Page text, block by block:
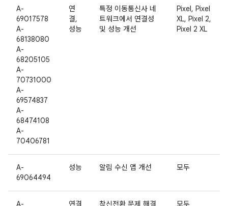
A-
69017578
A-
68138080
A-
68205105
A-
70731000
A-
69574837
A-
68474108
A-
70406781
연
결,
성능
특정 이동통신사 네
트워크에서 연결성
및 성능 개선
Pixel, Pixel
XL, Pixel 2,
Pixel 2 XL
A-
69064494
성능 알림 수신 앱 개선 모두
A- 연결 착신전환 문제 해결 모두